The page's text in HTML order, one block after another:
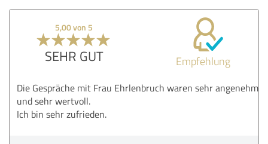
5,00 von 5
SEHR GUT Empfehlung
Die Gespräche mit Frau Ehrlenbruch waren sehr angenehm
und sehr wertvoll.
Ich bin sehr zufrieden.